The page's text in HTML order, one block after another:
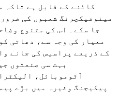
کاٹنے کے قابل ہے تاکہ
مینوفیکچرنگ شعبوں کی
جا سکے۔ اس کی متنوع
معیار کی وجہ سے، دھاتی
کے ذریعے پراسیس کی جانے
بہت سی صنعتوں
آٹوموبائل،
پیکیجنگ وغیرہ میں بڑے